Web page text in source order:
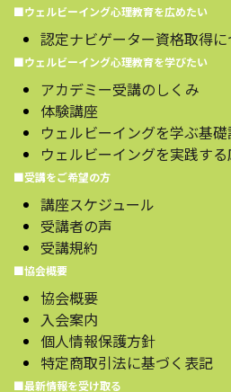
■ウェルビーイング心理教育を広めたい
認定ナビゲーター資格取得に
■ウェルビーイング心理教育を学びたい
アカデミー受講のしくみ
体験講座
ウェルビーイングを学ぶ基礎
ウェルビーイングを実践す
■受講をご希望の方
講座スケジュール
受講者の声
受講規約
■協会概要
協会概要
入会案内
個人情報保護方針
特定商取引法に基づく表記
■最新情報を受け取る